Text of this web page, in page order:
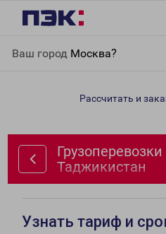
Ваш город Москва?
Таджикистан
Рассчитать и
Таджикистан
Узнать тариф и